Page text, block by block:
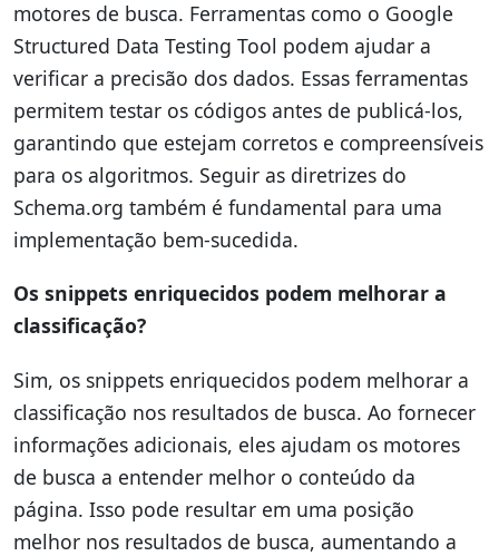
motores de busca. Ferramentas como o Google
Structured Data Testing Tool podem ajudar a
verificar a precisão dos dados. Essas ferramentas
permitem testar os códigos antes de publicá-los,
garantindo que estejam corretos e compreensíveis
para os algoritmos. Seguir as diretrizes do
Schema.org também é fundamental para uma
implementação bem-sucedida.
Os snippets enriquecidos podem melhorar a
classificação?
Sim, os snippets enriquecidos podem melhorar a
classificação nos resultados de busca. Ao fornecer
informações adicionais, eles ajudam os motores
de busca a entender melhor o conteúdo da
página. Isso pode resultar em uma posição
melhor nos resultados de busca, aumentando a